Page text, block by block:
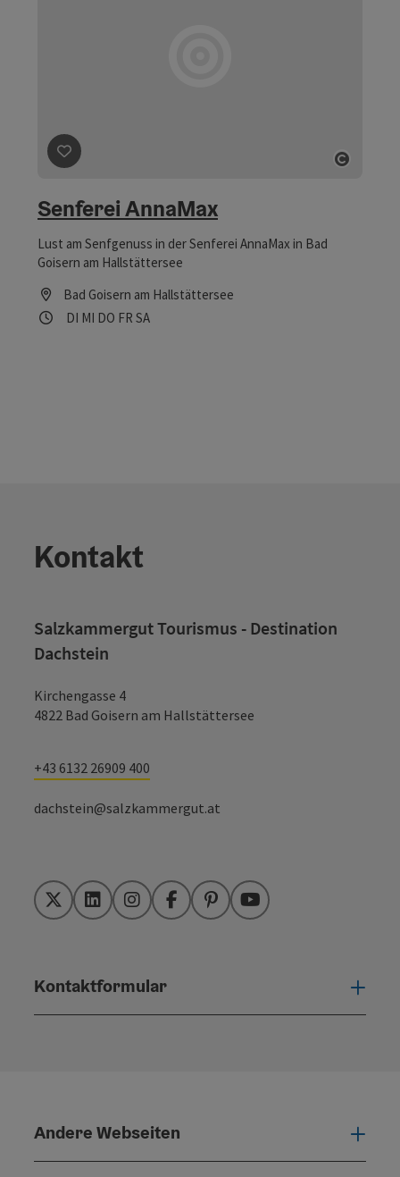
Beitrag merken
Senferei AnnaMax
Lust am Senfgenuss in der Senferei AnnaMax in Bad
Goisern am Hallstättersee
Bad Goisern am Hallstättersee
Öffnungszeiten
DI Dienstag geöffnet
MI Mittwoch geöffnet
DO Donnerstag geöffnet
FR Freitag geöffnet
SASamstag geöffnet
Kontakt
Salzkammergut Tourismus - Destination
Dachstein
Kirchengasse 4
4822 Bad Goisern am Hallstättersee
+43 6132 26909 400
dachstein@salzkammergut.at
TwitterLinkedInInstagramFacebookPinterestYouTube
Kontaktformular
Andere Webseiten